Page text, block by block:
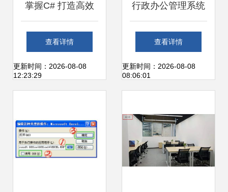
掌握C# 打造高效
办公服务软件的核
心力量
查看详情
更新时间：2026-08-08
12:23:29
行政办公管理系统
中小企业高效管理
的办公服务软件选
查看详情
更新时间：2026-08-08
08:06:01